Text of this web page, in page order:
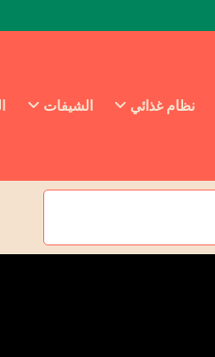
نظام غذائي الشيفات